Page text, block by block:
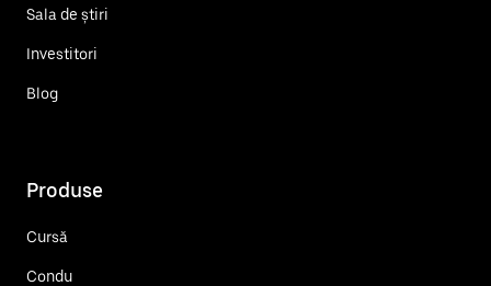
Sala de știri
Investitori
Blog
Produse
Cursă
Condu